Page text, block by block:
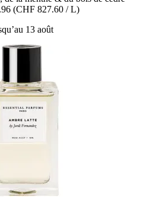
(CHF 827.60 / L)
13 août